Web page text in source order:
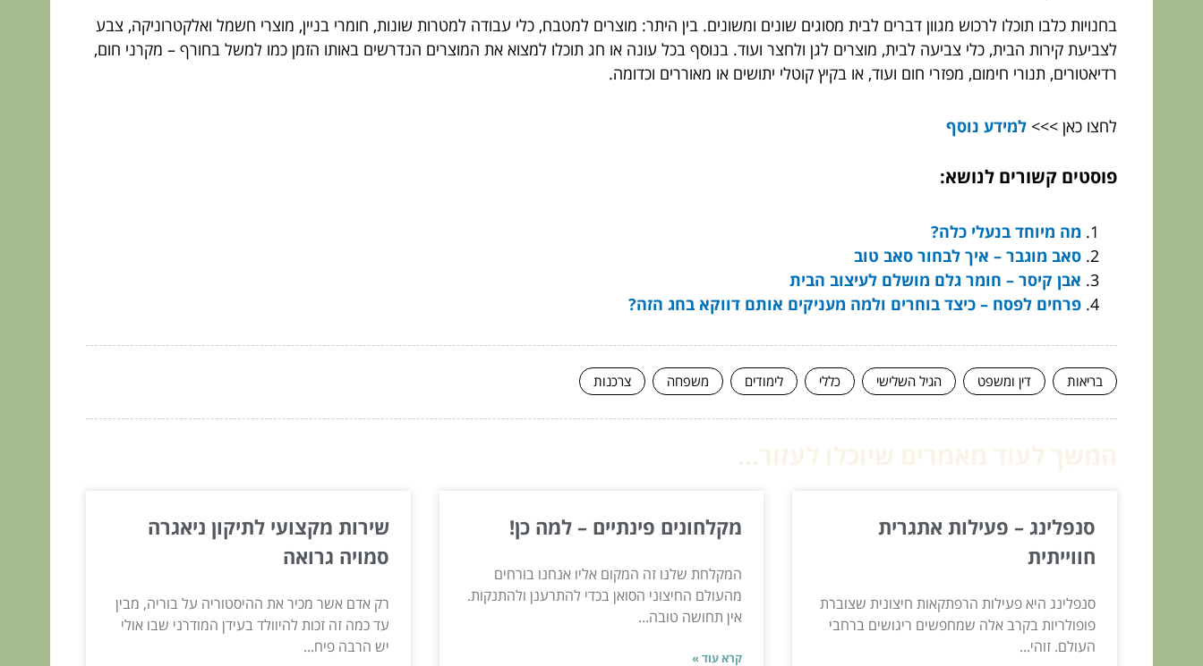
בחנויות כלבו תוכלו לרכוש מגוון דברים לבית מסוגים שונים ומשונים. בין היתר: מוצרים למטבח, כלי עבודה למטרות שונות, חומרי בניין, מוצרי חשמל ואלקטרוניקה, צבע
לצביעת קירות הבית, כלי צביעה לבית, מוצרים לגן ולחצר ועוד. בנוסף בכל עונה או חג תוכלו למצוא את המוצרים הנדרשים באותו הזמן כמו למשל בחורף – מקרני חום,
רדיאטורים, תנורי חימום, מפזרי חום ועוד, או בקיץ קוטלי יתושים או מאוררים וכדומה.
לחצו כאן >>> למידע נוסף
פוסטים קשורים לנושא:
מה מיוחד בנעלי כלה?
סאב מוגבר – איך לבחור סאב טוב
אבן קיסר – חומר גלם מושלם לעיצוב הבית
פרחים לפסח – כיצד בוחרים ולמה מעניקים אותם דווקא בחג הזה?
בריאות דין ומשפט הגיל השלישי כללי לימודים משפחה צרכנות
סנפלינג – פעילות אתגרית
חווייתית
סנפלינג היא פעילות הרפתקאות חיצונית שצוברת
פופולריות בקרב אלה שמחפשים ריגושים ברחבי
העולם. זוהי...
מקלחונים פינתיים – למה כן!
המקלחת שלנו זה המקום אליו אנחנו בורחים
מהעולם החיצוני הסואן בכדי להתרענן ולהתנקות.
אין תחושה טובה...
קרא עוד »
שירות מקצועי לתיקון ניאגרה
סמויה גרואה
רק אדם אשר מכיר את ההיסטוריה על בוריה, מבין
עד כמה זה זכות להיוולד בעידן המודרני שבו אולי
יש הרבה פיח...